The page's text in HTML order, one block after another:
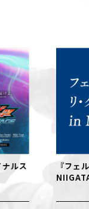
ルス
『フェ